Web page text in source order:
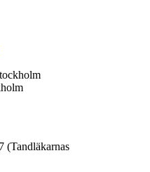
(Tandläkarnas